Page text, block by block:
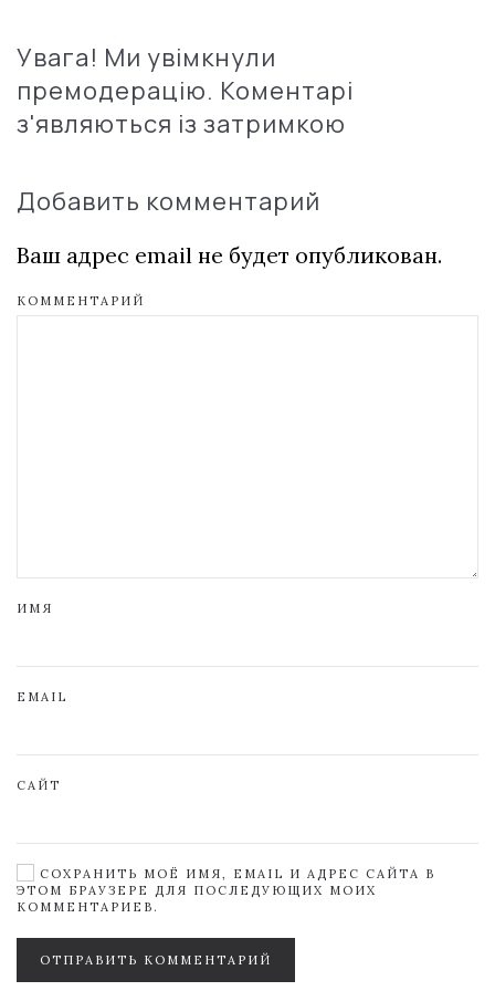
Увага! Ми увімкнули
премодерацію. Коментарі
з'являються із затримкою
Добавить комментарий
Ваш адрес email не будет опубликован.
КОММЕНТАРИЙ
ИМЯ
EMAIL
САЙТ
СОХРАНИТЬ МОЁ ИМЯ, EMAIL И АДРЕС САЙТА В
ЭТОМ БРАУЗЕРЕ ДЛЯ ПОСЛЕДУЮЩИХ МОИХ
КОММЕНТАРИЕВ.
ОТПРАВИТЬ КОММЕНТАРИЙ